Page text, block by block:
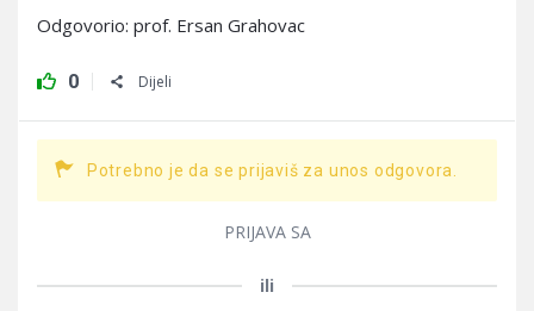
Odgovorio: prof. Ersan Grahovac
0 Dijeli
Potrebno je da se prijaviš za unos odgovora.
PRIJAVA SA
ili